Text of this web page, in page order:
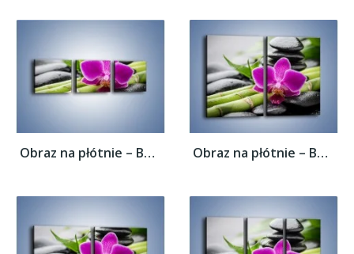
Obraz na płótnie – Bambusowe dodatki z... Obraz na płótnie – Bambusowe dodatki z...